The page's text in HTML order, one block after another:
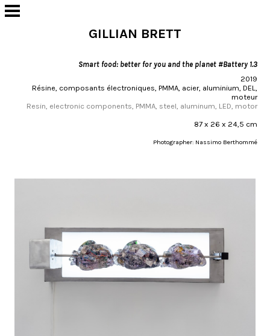
GILLIAN BRETT
Smart food: better for you and the planet #Battery 1.3
2019
Résine, composants électroniques, PMMA, acier, aluminium, DEL,
moteur
Resin, electronic components, PMMA, steel, aluminum, LED, motor
87 x 26 x 24,5 cm
Photographer: Nassimo Berthommé